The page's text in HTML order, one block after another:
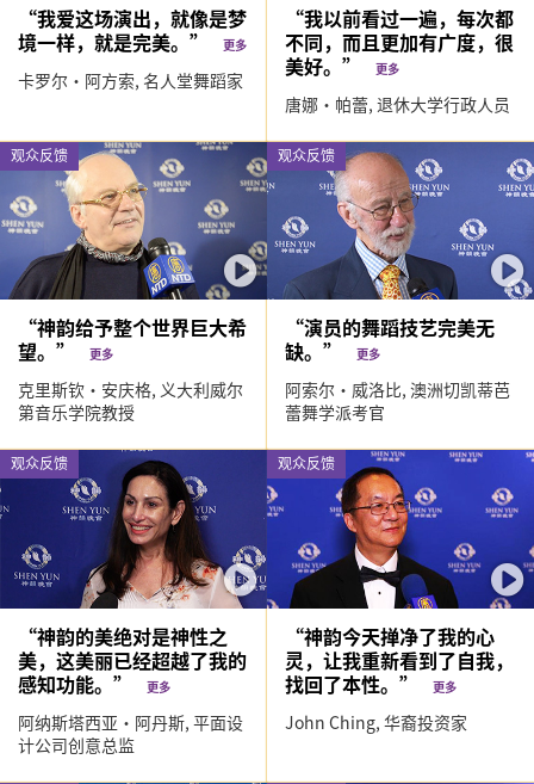
“我爱这场演出，就像是梦
境一样，就是完美。”
更多
卡罗尔·阿方索, 名人堂舞蹈家
“我以前看过一遍，每次都
不同，而且更加有广度，很
美好。”更多
唐娜·帕蕾,退休大学行政人员
观众反馈
“神韵给予整个世界巨大希
望。”
更多
克里斯钦‧安庆格, 义大利威尔
第音乐学院教授
观众反馈
“演员的舞蹈技艺完美无
缺。”更多
阿索尔‧威洛比,澳洲切凯蒂芭
蕾舞学派考官
观众反馈
“神韵的美绝对是神性之
美，这美丽已经超越了我的
感知功能。”
更多
阿纳斯塔西亚‧阿丹斯, 平面设
计公司创意总监
观众反馈
“神韵今天掸净了我的心
灵，让我重新看到了自我，
找回了本性。”更多
John Ching,华裔投资家